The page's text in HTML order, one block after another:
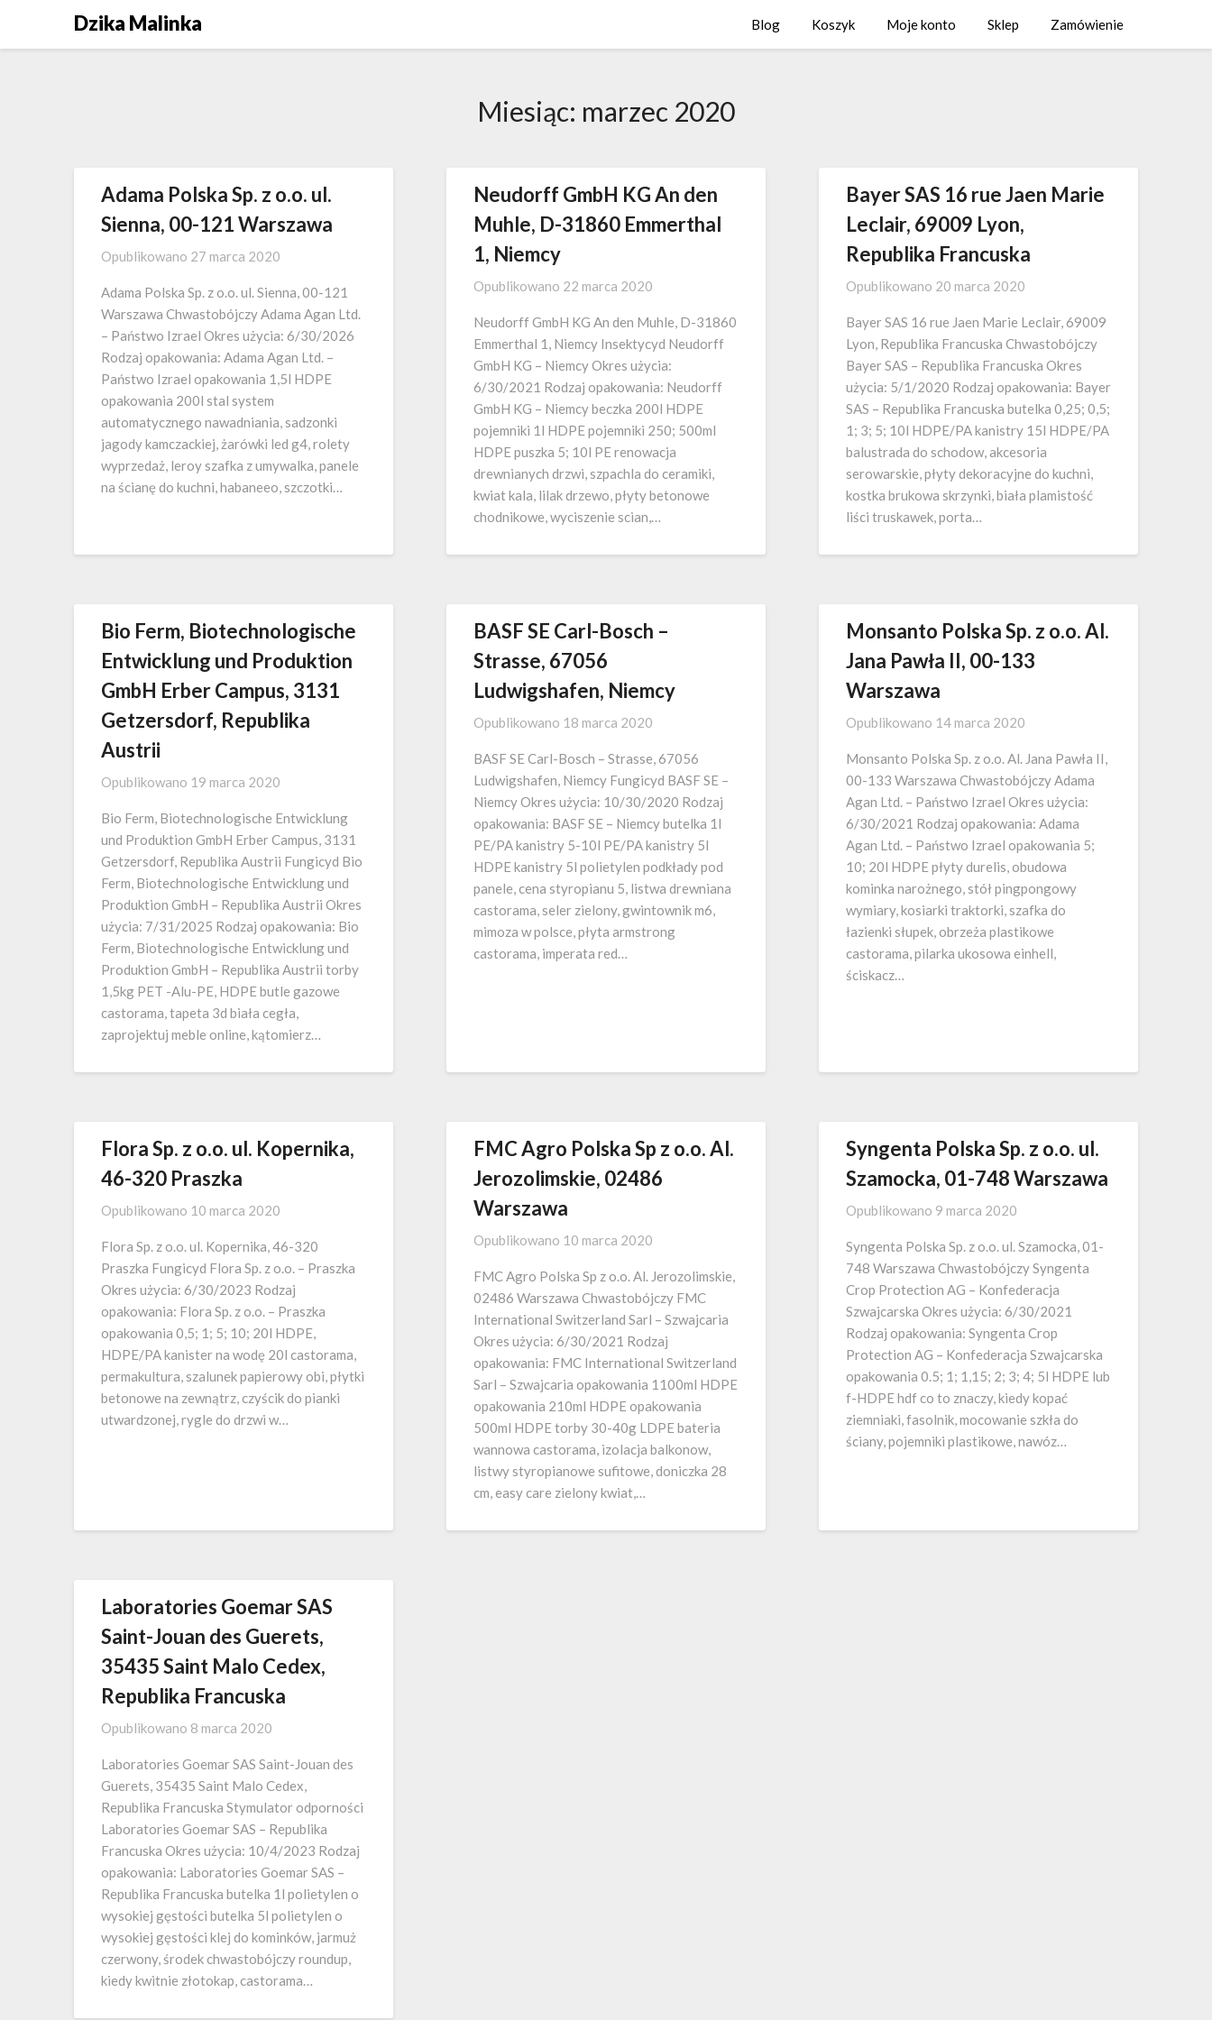
Dzika Malinka Blog Koszyk Moje konto Sklep Zamówienie
Miesiąc: marzec 2020
Adama Polska Sp. z o.o. ul.
Sienna, 00-121 Warszawa
Opublikowano 27 marca 2020
Adama Polska Sp. z o.o. ul. Sienna, 00-121
Warszawa Chwastobójczy Adama Agan Ltd.
– Państwo Izrael Okres użycia: 6/30/2026
Rodzaj opakowania: Adama Agan Ltd. –
Państwo Izrael opakowania 1,5l HDPE
opakowania 200l stal system
automatycznego nawadniania, sadzonki
jagody kamczackiej, żarówki led g4, rolety
wyprzedaż, leroy szafka z umywalka, panele
na ścianę do kuchni, habaneeo, szczotki…
Neudorff GmbH KG An den
Muhle, D-31860 Emmerthal
1, Niemcy
Opublikowano 22 marca 2020
Neudorff GmbH KG An den Muhle, D-31860
Emmerthal 1, Niemcy Insektycyd Neudorff
GmbH KG – Niemcy Okres użycia:
6/30/2021 Rodzaj opakowania: Neudorff
GmbH KG – Niemcy beczka 200l HDPE
pojemniki 1l HDPE pojemniki 250; 500ml
HDPE puszka 5; 10l PE renowacja
drewnianych drzwi, szpachla do ceramiki,
kwiat kala, lilak drzewo, płyty betonowe
chodnikowe, wyciszenie scian,…
Bayer SAS 16 rue Jaen Marie
Leclair, 69009 Lyon,
Republika Francuska
Opublikowano 20 marca 2020
Bayer SAS 16 rue Jaen Marie Leclair, 69009
Lyon, Republika Francuska Chwastobójczy
Bayer SAS – Republika Francuska Okres
użycia: 5/1/2020 Rodzaj opakowania: Bayer
SAS – Republika Francuska butelka 0,25; 0,5;
1; 3; 5; 10l HDPE/PA kanistry 15l HDPE/PA
balustrada do schodow, akcesoria
serowarskie, płyty dekoracyjne do kuchni,
kostka brukowa skrzynki, biała plamistość
liści truskawek, porta…
Bio Ferm, Biotechnologische
Entwicklung und Produktion
GmbH Erber Campus, 3131
Getzersdorf, Republika
Austrii
Opublikowano 19 marca 2020
Bio Ferm, Biotechnologische Entwicklung
und Produktion GmbH Erber Campus, 3131
Getzersdorf, Republika Austrii Fungicyd Bio
Ferm, Biotechnologische Entwicklung und
Produktion GmbH – Republika Austrii Okres
użycia: 7/31/2025 Rodzaj opakowania: Bio
Ferm, Biotechnologische Entwicklung und
Produktion GmbH – Republika Austrii torby
1,5kg PET -Alu-PE, HDPE butle gazowe
castorama, tapeta 3d biała cegła,
zaprojektuj meble online, kątomierz…
BASF SE Carl-Bosch –
Strasse, 67056
Ludwigshafen, Niemcy
Opublikowano 18 marca 2020
BASF SE Carl-Bosch – Strasse, 67056
Ludwigshafen, Niemcy Fungicyd BASF SE –
Niemcy Okres użycia: 10/30/2020 Rodzaj
opakowania: BASF SE – Niemcy butelka 1l
PE/PA kanistry 5-10l PE/PA kanistry 5l
HDPE kanistry 5l polietylen podkłady pod
panele, cena styropianu 5, listwa drewniana
castorama, seler zielony, gwintownik m6,
mimoza w polsce, płyta armstrong
castorama, imperata red…
Monsanto Polska Sp. z o.o. Al.
Jana Pawła II, 00-133
Warszawa
Opublikowano 14 marca 2020
Monsanto Polska Sp. z o.o. Al. Jana Pawła II,
00-133 Warszawa Chwastobójczy Adama
Agan Ltd. – Państwo Izrael Okres użycia:
6/30/2021 Rodzaj opakowania: Adama
Agan Ltd. – Państwo Izrael opakowania 5;
10; 20l HDPE płyty durelis, obudowa
kominka narożnego, stół pingpongowy
wymiary, kosiarki traktorki, szafka do
łazienki słupek, obrzeża plastikowe
castorama, pilarka ukosowa einhell,
ściskacz…
Flora Sp. z o.o. ul. Kopernika,
46-320 Praszka
Opublikowano 10 marca 2020
Flora Sp. z o.o. ul. Kopernika, 46-320
Praszka Fungicyd Flora Sp. z o.o. – Praszka
Okres użycia: 6/30/2023 Rodzaj
opakowania: Flora Sp. z o.o. – Praszka
opakowania 0,5; 1; 5; 10; 20l HDPE,
HDPE/PA kanister na wodę 20l castorama,
permakultura, szalunek papierowy obi, płytki
betonowe na zewnątrz, czyścik do pianki
utwardzonej, rygle do drzwi w…
FMC Agro Polska Sp z o.o. Al.
Jerozolimskie, 02486
Warszawa
Opublikowano 10 marca 2020
FMC Agro Polska Sp z o.o. Al. Jerozolimskie,
02486 Warszawa Chwastobójczy FMC
International Switzerland Sarl – Szwajcaria
Okres użycia: 6/30/2021 Rodzaj
opakowania: FMC International Switzerland
Sarl – Szwajcaria opakowania 1100ml HDPE
opakowania 210ml HDPE opakowania
500ml HDPE torby 30-40g LDPE bateria
wannowa castorama, izolacja balkonow,
listwy styropianowe sufitowe, doniczka 28
cm, easy care zielony kwiat,…
Syngenta Polska Sp. z o.o. ul.
Szamocka, 01-748 Warszawa
Opublikowano 9 marca 2020
Syngenta Polska Sp. z o.o. ul. Szamocka, 01-
748 Warszawa Chwastobójczy Syngenta
Crop Protection AG – Konfederacja
Szwajcarska Okres użycia: 6/30/2021
Rodzaj opakowania: Syngenta Crop
Protection AG – Konfederacja Szwajcarska
opakowania 0.5; 1; 1,15; 2; 3; 4; 5l HDPE lub
f-HDPE hdf co to znaczy, kiedy kopać
ziemniaki, fasolnik, mocowanie szkła do
ściany, pojemniki plastikowe, nawóz…
Laboratories Goemar SAS
Saint-Jouan des Guerets,
35435 Saint Malo Cedex,
Republika Francuska
Opublikowano 8 marca 2020
Laboratories Goemar SAS Saint-Jouan des
Guerets, 35435 Saint Malo Cedex,
Republika Francuska Stymulator odporności
Laboratories Goemar SAS – Republika
Francuska Okres użycia: 10/4/2023 Rodzaj
opakowania: Laboratories Goemar SAS –
Republika Francuska butelka 1l polietylen o
wysokiej gęstości butelka 5l polietylen o
wysokiej gęstości klej do kominków, jarmuż
czerwony, środek chwastobójczy roundup,
kiedy kwitnie złotokap, castorama…